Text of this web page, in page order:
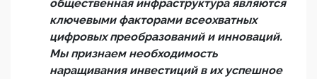
общественная инфраструктура являются
ключевыми факторами всеохватных
цифровых преобразований и инноваций.
Мы признаем необходимость
наращивания инвестиций в их успешное